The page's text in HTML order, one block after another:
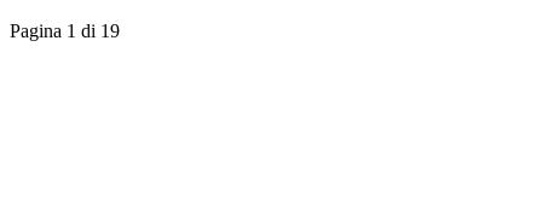
Pagina 1 di 19